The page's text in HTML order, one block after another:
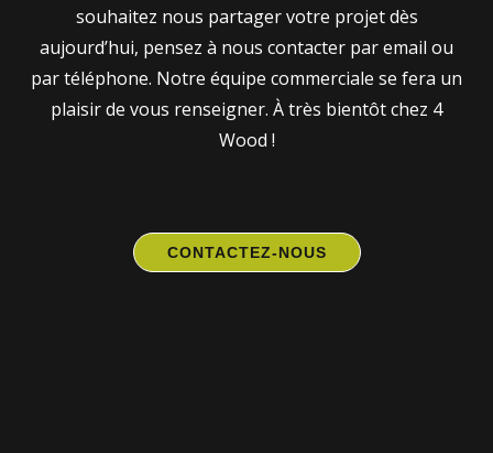
souhaitez nous partager votre projet dès
aujourd’hui, pensez à nous contacter par email ou
par téléphone. Notre équipe commerciale se fera un
plaisir de vous renseigner. À très bientôt chez 4
Wood !
CONTACTEZ-NOUS